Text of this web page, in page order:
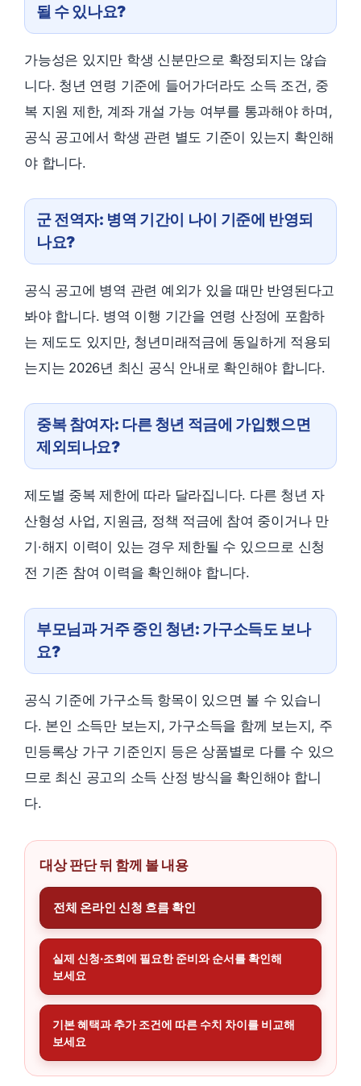
될 수 있나요?
가능성은 있지만 학생 신분만으로 확정되지는 않습
니다. 청년 연령 기준에 들어가더라도 소득 조건, 중
복 지원 제한, 계좌 개설 가능 여부를 통과해야 하며,
공식 공고에서 학생 관련 별도 기준이 있는지 확인해
야 합니다.
군 전역자: 병역 기간이 나이 기준에 반영되
나요?
공식 공고에 병역 관련 예외가 있을 때만 반영된다고
봐야 합니다. 병역 이행 기간을 연령 산정에 포함하
는 제도도 있지만, 청년미래적금에 동일하게 적용되
는지는 2026년 최신 공식 안내로 확인해야 합니다.
중복 참여자: 다른 청년 적금에 가입했으면
제외되나요?
제도별 중복 제한에 따라 달라집니다. 다른 청년 자
산형성 사업, 지원금, 정책 적금에 참여 중이거나 만
기·해지 이력이 있는 경우 제한될 수 있으므로 신청
전 기존 참여 이력을 확인해야 합니다.
부모님과 거주 중인 청년: 가구소득도 보나
요?
공식 기준에 가구소득 항목이 있으면 볼 수 있습니
다. 본인 소득만 보는지, 가구소득을 함께 보는지, 주
민등록상 가구 기준인지 등은 상품별로 다를 수 있으
므로 최신 공고의 소득 산정 방식을 확인해야 합니
다.
대상 판단 뒤 함께 볼 내용
전체 온라인 신청 흐름 확인
실제 신청·조회에 필요한 준비와 순서를 확인해
보세요
기본 혜택과 추가 조건에 따른 수치 차이를 비교해
보세요